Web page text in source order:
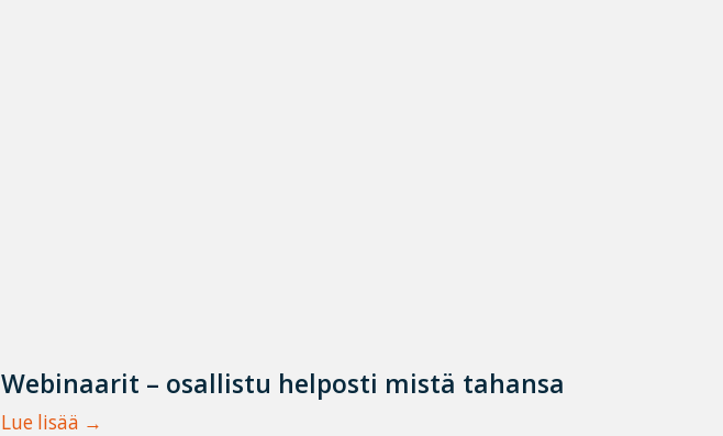
Webinaarit – osallistu helposti mistä tahansa
Lue lisää